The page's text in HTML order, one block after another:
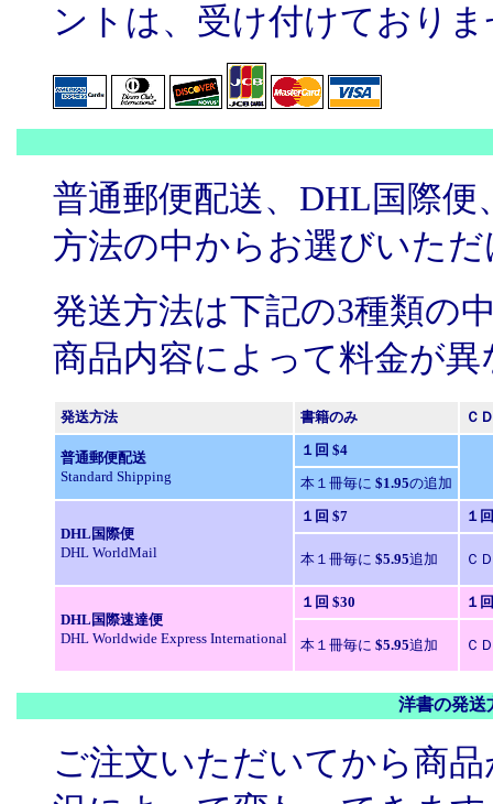
ントは、受け付けており
普通郵便配送、DHL国際
方法の中からお選びいた
発送方法は下記の3種類の
商品内容によって料金が
発送方法 書籍のみ Ｃ
普通郵便配送
Standard Shipping
１回 $4
本１冊毎に $1.95の追加
DHL国際便
DHL WorldMail
１回 $7 １
本１冊毎に $5.95追加 Ｃ
DHL国際速達便
DHL Worldwide Express International
１回 $30 １
本１冊毎に $5.95追加 Ｃ
洋書の発送
ご注文いただいてから商